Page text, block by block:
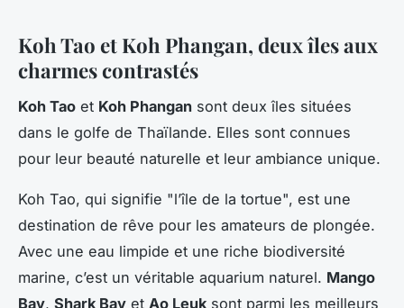
Koh Tao et Koh Phangan, deux îles aux
charmes contrastés
Koh Tao et Koh Phangan sont deux îles situées
dans le golfe de Thaïlande. Elles sont connues
pour leur beauté naturelle et leur ambiance unique.
Koh Tao, qui signifie "l’île de la tortue", est une
destination de rêve pour les amateurs de plongée.
Avec une eau limpide et une riche biodiversité
marine, c’est un véritable aquarium naturel. Mango
Bay, Shark Bay et Ao Leuk sont parmi les meilleurs